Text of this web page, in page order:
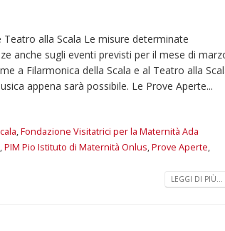
alla Scala Le misure determinate
anche sugli eventi previsti per il mese di
a Filarmonica della Scala e al Teatro alla
appena sarà possibile. Le Prove Aperte...
,Fondazione Visitatrici per la Maternità Ada
,PIM Pio Istituto di Maternità Onlus,Prove Aperte,
LEGGI DI PIÙ...
5 ottobre 2026 –
dintorni” per festeggiare i
anni di Fondazione TOG
Giugno 15, 2026
sostenere Opera Cardinal
Ferrari